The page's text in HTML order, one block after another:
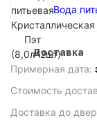
Вода
Доставка
Примерная дата:
Стоимость
Доставка до